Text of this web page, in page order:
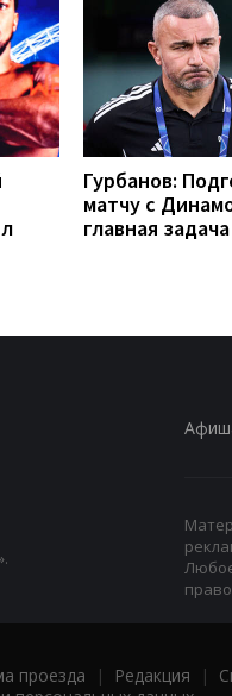
Гурбанов:
матчу с
главная задача
проезда | Редакция |